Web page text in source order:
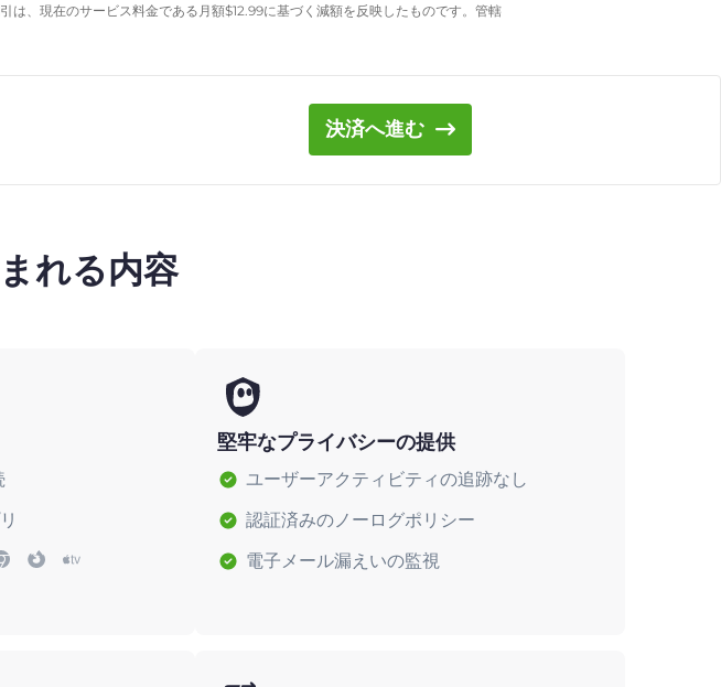
は、現在のサービス料金である月額$12.99に基づく減額を反映したものです。管轄
決済へ進む
れる内容
堅牢なプライバシーの提供
ユーザーアクティビティの追跡なし
認証済みのノーログポリシー
電子メール漏えいの監視